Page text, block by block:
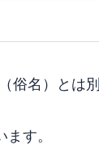
俗名）とは
す。